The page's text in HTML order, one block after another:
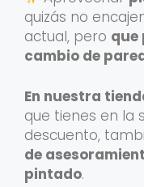
quizás no
actual, pero que
cambio de
En nuestra
que tienes en la
descuento,
de
pintado.